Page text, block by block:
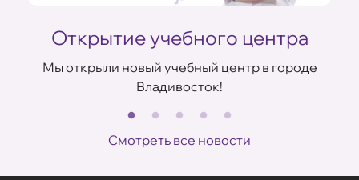
Открытие учебного центра
Мы открыли новый учебный центр в городе
Владивосток!
Смотреть все новости